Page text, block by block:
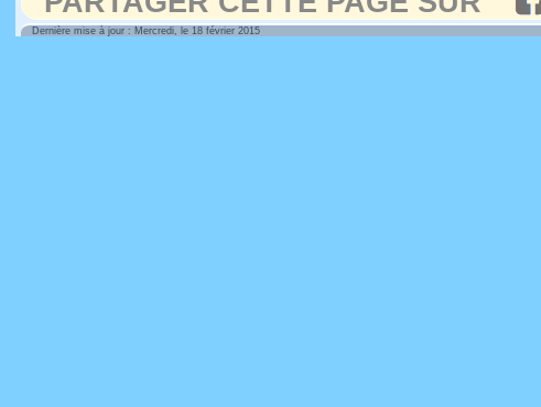
Dernière mise à jour : Mercredi, le 18 février 2015